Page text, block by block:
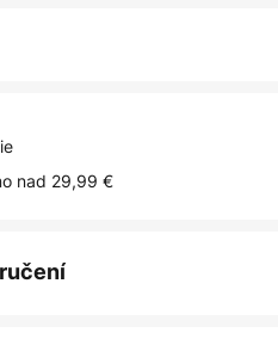
nad 29,99 €